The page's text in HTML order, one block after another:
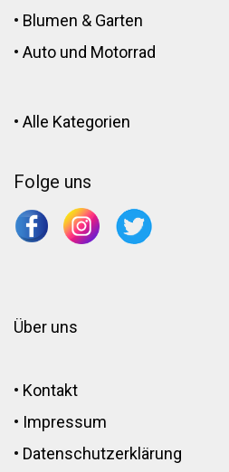
• Blumen & Garten
• Auto und Motorrad
• Alle Kategorien
Folge uns
Über uns
• Kontakt
• Impressum
• Datenschutzerklärung